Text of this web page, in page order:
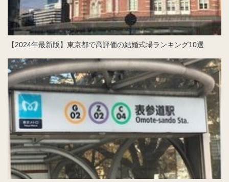
【2024年最新版】東京都で高評価の結婚式場ランキング10選